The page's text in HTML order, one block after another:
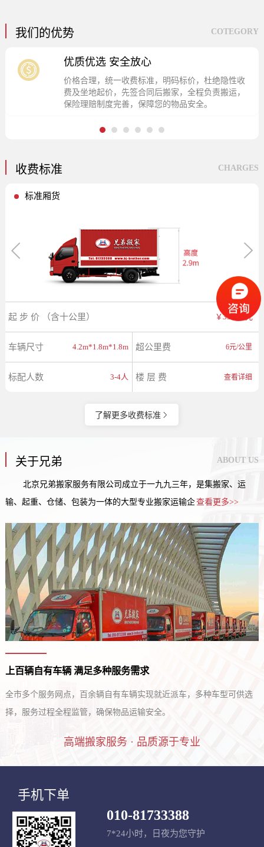
我们的优势 COTEGORY
优质优选 安全放心
价格合理，统一收费标准，明码标价，杜绝隐性收
费及坐地起价，先签合同后搬家，全程负责搬运，
保险理赔制度完善，保障您的物品安全。
1 2 3 4 5 6
收费标准 CHARGES
标准厢货
起 步 价 （含十公里） ￥350.00元
车辆尺寸 4.2m*1.8m*1.8m 超公里费 6元/公里
标配人数 3-4人 楼 层 费 查看详细
了解更多收费标准
关于兄弟 ABOUT US
北京兄弟搬家服务有限公司成立于一九九三年，是集搬家、运
输、起重、仓储、包装为一体的大型专业搬家运输企查看更多>>
上百辆自有车辆 满足多种服务需求
全市多个服务网点，百余辆自有车辆实现就近派车，多种车型可供选
择，服务过程全程监管，确保物品运输安全。
高端搬家服务 · 品质源于专业
010-81733388
7*24小时，日夜为您守护
手机下单